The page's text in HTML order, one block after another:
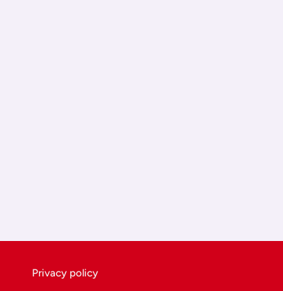
Privacy policy